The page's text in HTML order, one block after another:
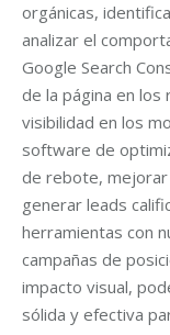
orgánicas,
analizar el
Google Search
de la página en
visibilidad en los
software de
de rebote, mejorar
generar leads
herramientas con
campañas de
impacto visual,
sólida y efectiva